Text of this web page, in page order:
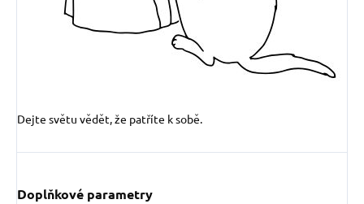
Dejte světu vědět, že patříte k sobě.
Doplňkové parametry